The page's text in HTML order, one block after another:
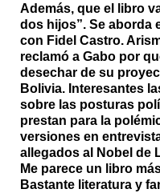
Además, que el libro
dos hijos”. Se aborda
con Fidel Castro.
reclamó a Gabo por
desechar de su
Bolivia. Interesantes
sobre las posturas
prestan para la
versiones en
allegados al Nobel de
Me parece un libro
Bastante literatura y